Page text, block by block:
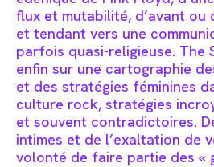
flux et mutabilité, d’avant ou
et tendant vers une
parfois quasi-religieuse. The
enfin sur une cartographie
et des stratégies féminines
culture rock, stratégies
et souvent contradictoires.
intimes et de l’exaltation de
volonté de faire partie des «